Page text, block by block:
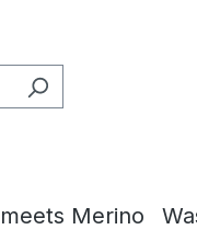
Merino